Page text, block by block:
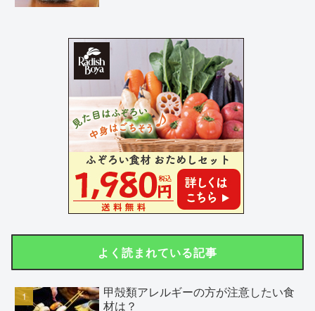
よく読まれている記事
甲殻類アレルギーの方が注意したい食
材は？